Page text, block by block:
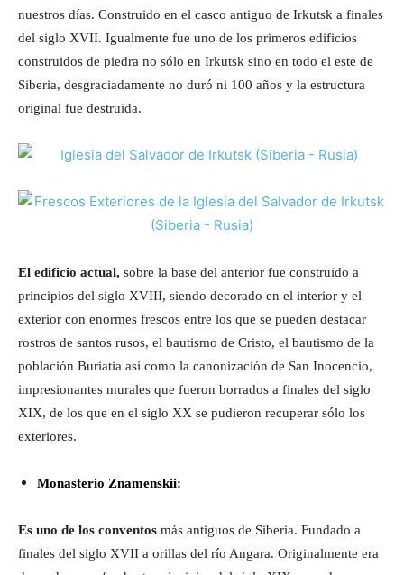
nuestros días. Construido en el casco antiguo de Irkutsk a finales
del siglo XVII. Igualmente fue uno de los primeros edificios
construidos de piedra no sólo en Irkutsk sino en todo el este de
Siberia, desgraciadamente no duró ni 100 años y la estructura
original fue destruida.
El edificio actual, sobre la base del anterior fue construido a
principios del siglo XVIII, siendo decorado en el interior y el
exterior con enormes frescos entre los que se pueden destacar
rostros de santos rusos, el bautismo de Cristo, el bautismo de la
población Buriatia así como la canonización de San Inocencio,
impresionantes murales que fueron borrados a finales del siglo
XIX, de los que en el siglo XX se pudieron recuperar sólo los
exteriores.
Monasterio Znamenskii:
Es uno de los conventos más antiguos de Siberia. Fundado a
finales del siglo XVII a orillas del río Angara. Originalmente era